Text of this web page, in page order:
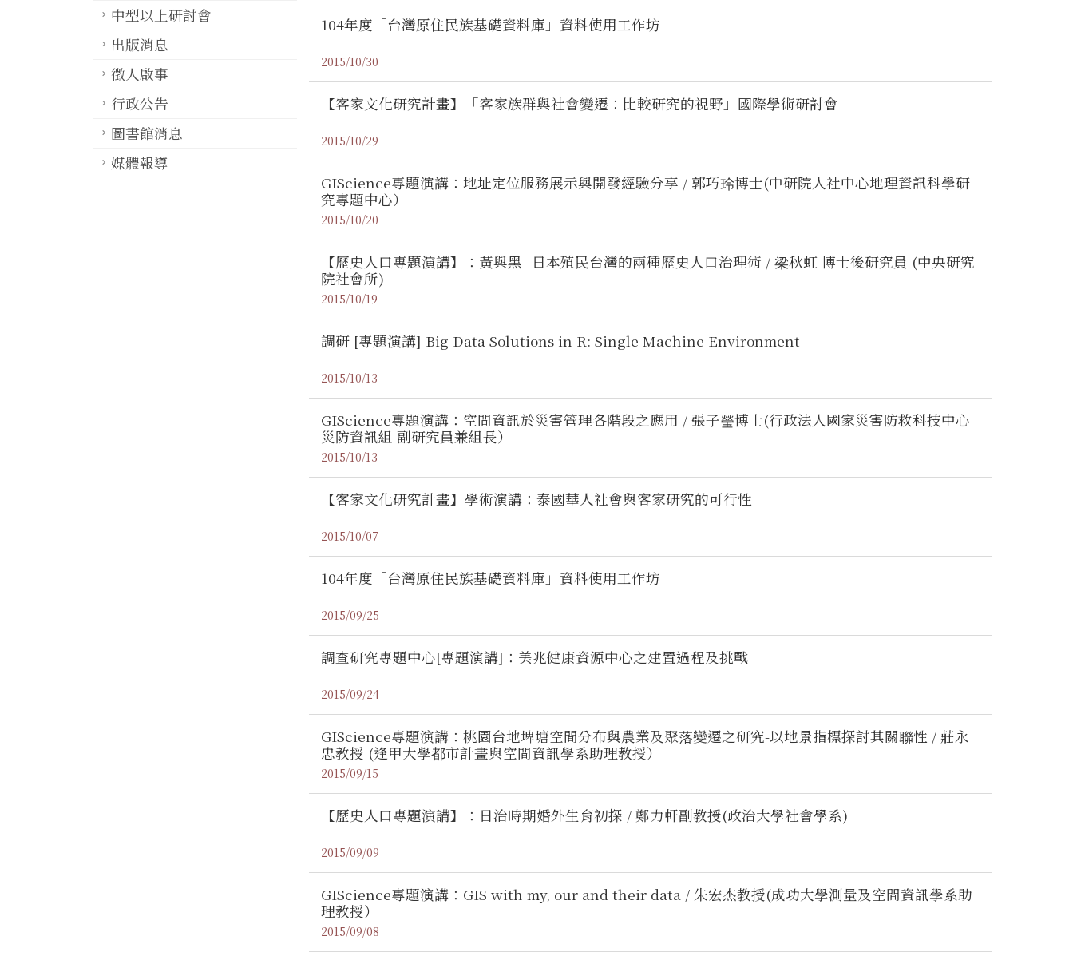
中型以上研討會
出版消息
徵人啟事
行政公告
圖書館消息
媒體報導
104年度「台灣原住民族基礎資料庫」資料使用工作坊
2015/10/30
【客家文化研究計畫】「客家族群與社會變遷：比較研究的視野」國際學術研討會
2015/10/29
GIScience專題演講：地址定位服務展示與開發經驗分享 / 郭巧玲博士(中研院人社中心地理資訊科學研
究專題中心）
2015/10/20
【歷史人口專題演講】：黃與黑--日本殖民台灣的兩種歷史人口治理術 / 梁秋虹 博士後研究員 (中央研究
院社會所)
2015/10/19
調研 [專題演講] Big Data Solutions in R: Single Machine Environment
2015/10/13
GIScience專題演講：空間資訊於災害管理各階段之應用 / 張子瑩博士(行政法人國家災害防救科技中心
災防資訊組 副研究員兼組長）
2015/10/13
【客家文化研究計畫】學術演講：泰國華人社會與客家研究的可行性
2015/10/07
104年度「台灣原住民族基礎資料庫」資料使用工作坊
2015/09/25
調查研究專題中心[專題演講]：美兆健康資源中心之建置過程及挑戰
2015/09/24
GIScience專題演講：桃園台地埤塘空間分布與農業及聚落變遷之研究-以地景指標探討其關聯性 / 莊永
忠教授 (逢甲大學都市計畫與空間資訊學系助理教授）
2015/09/15
【歷史人口專題演講】：日治時期婚外生育初探 / 鄭力軒副教授(政治大學社會學系)
2015/09/09
GIScience專題演講：GIS with my, our and their data / 朱宏杰教授(成功大學測量及空間資訊學系助
理教授）
2015/09/08